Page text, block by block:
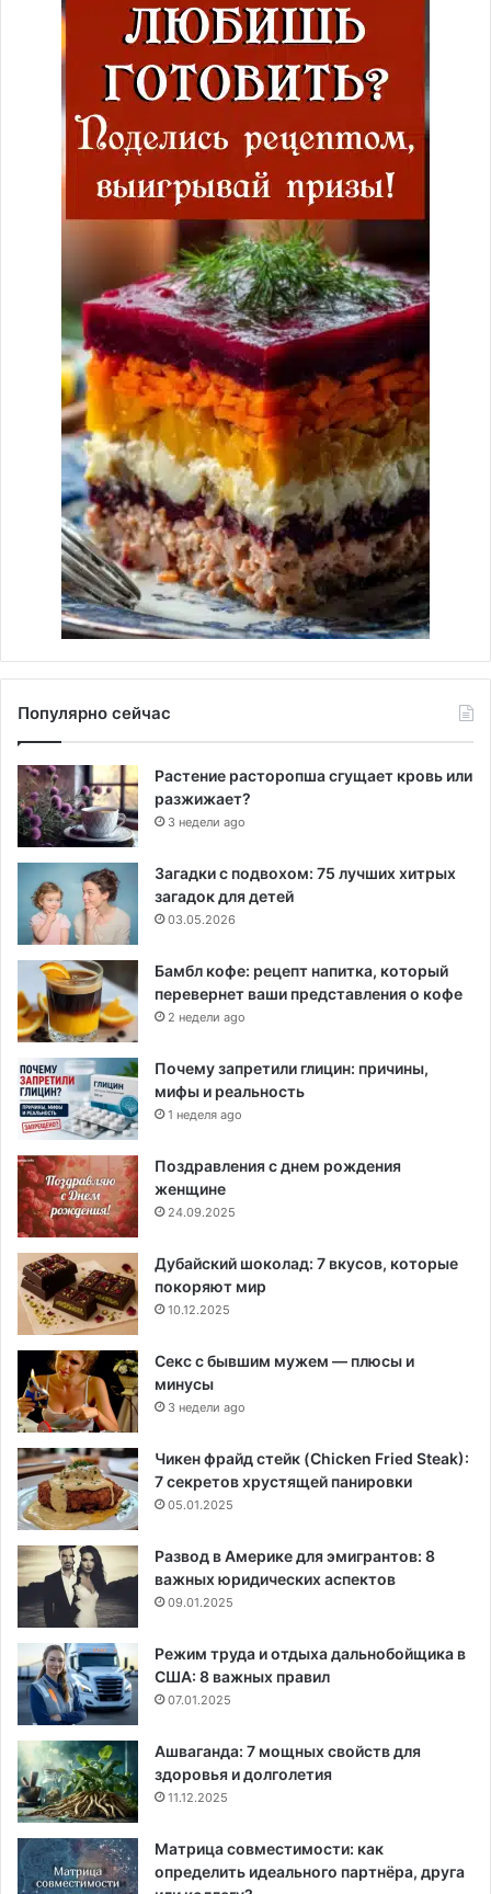
Популярно сейчас
Растение расторопша сгущает кровь или
разжижает?
3 недели ago
Загадки с подвохом: 75 лучших хитрых
загадок для детей
03.05.2026
Бамбл кофе: рецепт напитка, который
перевернет ваши представления о кофе
2 недели ago
Почему запретили глицин: причины,
мифы и реальность
1 неделя ago
Поздравления с днем рождения
женщине
24.09.2025
Дубайский шоколад: 7 вкусов, которые
покоряют мир
10.12.2025
Секс с бывшим мужем — плюсы и
минусы
3 недели ago
Чикен фрайд стейк (Chicken Fried Steak):
7 секретов хрустящей панировки
05.01.2025
Развод в Америке для эмигрантов: 8
важных юридических аспектов
09.01.2025
Режим труда и отдыха дальнобойщика в
США: 8 важных правил
07.01.2025
Ашваганда: 7 мощных свойств для
здоровья и долголетия
11.12.2025
Матрица совместимости: как
определить идеального партнёра, друга